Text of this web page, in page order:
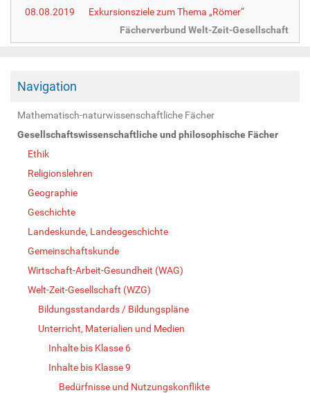
08.08.2019
Exkursionsziele zum Thema „Römer“
Fächerverbund Welt-Zeit-Gesellschaft
Navigation
Mathematisch-naturwissenschaftliche Fächer
Gesellschaftswissenschaftliche und philosophische Fächer
Ethik
Religionslehren
Geographie
Geschichte
Landeskunde, Landesgeschichte
Gemeinschaftskunde
Wirtschaft-Arbeit-Gesundheit (WAG)
Welt-Zeit-Gesellschaft (WZG)
Bildungsstandards / Bildungspläne
Unterricht, Materialien und Medien
Inhalte bis Klasse 6
Inhalte bis Klasse 9
Bedürfnisse und Nutzungskonflikte